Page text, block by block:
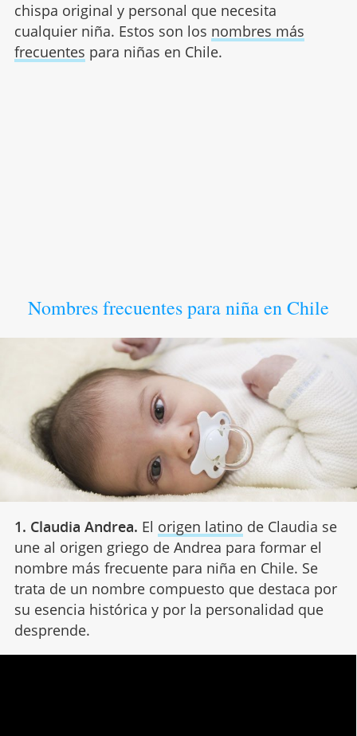
chispa original y personal que necesita
cualquier niña. Estos son los nombres más
frecuentes para niñas en Chile.
Nombres frecuentes para niña en Chile
1. Claudia Andrea. El origen latino de Claudia se
une al origen griego de Andrea para formar el
nombre más frecuente para niña en Chile. Se
trata de un nombre compuesto que destaca por
su esencia histórica y por la personalidad que
desprende.